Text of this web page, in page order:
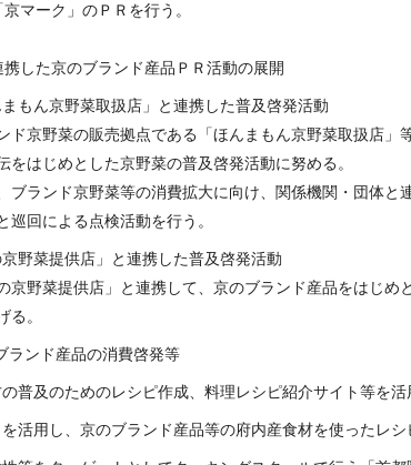
京マーク」のＰＲを行う。
した京のブランド産品ＰＲ活動の展開
まもん京野菜取扱店」と連携した普及啓発活動
ド京野菜の販売拠点である「ほんまもん京野菜取扱店
をはじめとした京野菜の普及啓発活動に努める。
ブランド京野菜等の消費拡大に向け、関係機関・団体
巡回による点検活動を行う。
京野菜提供店」と連携した普及啓発活動
の京野菜提供店」と連携して、京のブランド産品をはじ
る。
ンド産品の消費啓発等
普及のためのレシピ作成、料理レシピ紹介サイト等を
を活用し、京のブランド産品等の府内産食材を使ったレ